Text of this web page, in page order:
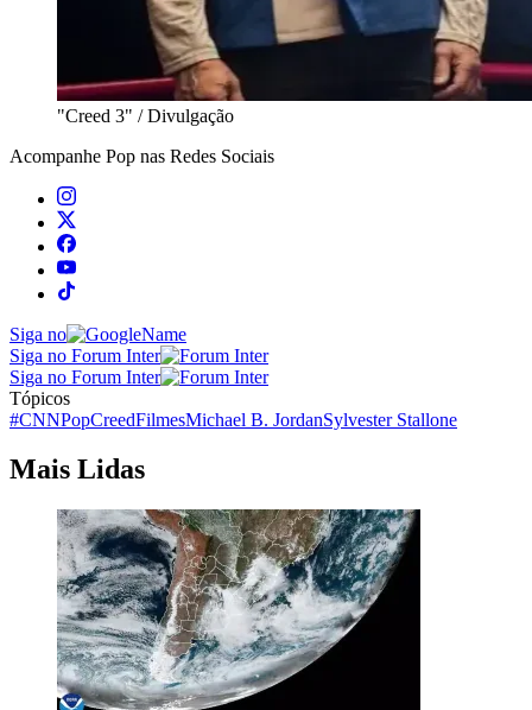
"Creed 3" / Divulgação
Acompanhe Pop nas Redes Sociais
Siga no
Siga no Forum Inter
Siga no Forum Inter
Tópicos
#CNNPopCreedFilmesMichael B. JordanSylvester Stallone
Mais Lidas